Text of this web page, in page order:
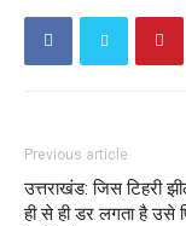
Previous article
उत्तराखंड: जिस टिहरी
ही से ही डर लगता है उसे